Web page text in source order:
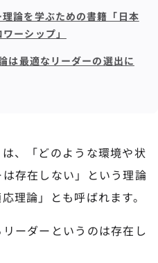
論を学ぶための書籍「日本
ーシップ」
は最適なリーダーの選出に
、「どのような環境や状
存在しない」という理論
理論」とも呼ばれます。
ーダーというのは存在し